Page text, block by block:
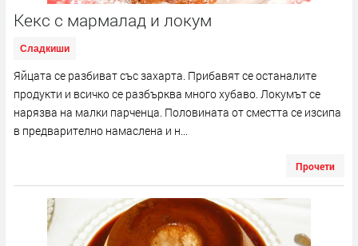
Кекс с мармалад и локум
Сладкиши
Яйцата се разбиват със захарта. Прибавят се останалите
продукти и всичко се разбърква много хубаво. Локумът се
нарязва на малки парченца. Половината от сместта се изсипа
в предварително намаслена и н...
Прочети